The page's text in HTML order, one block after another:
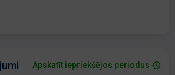
Apskatīt iepriekšējos periodus